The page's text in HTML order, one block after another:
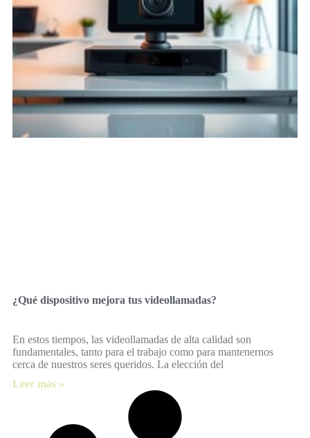
¿Qué dispositivo mejora tus videollamadas?
En estos tiempos, las videollamadas de alta calidad son
fundamentales, tanto para el trabajo como para mantenernos
cerca de nuestros seres queridos. La elección del
Leer más »